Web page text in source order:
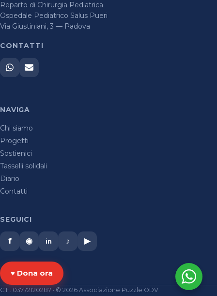
Reparto di Chirurgia Pediatrica
Ospedale Pediatrico Salus Pueri
Via Giustiniani, 3 — Padova
CONTATTI
NAVIGA
Chi siamo
Progetti
Sostienici
Tasselli solidali
Diario
Contatti
SEGUICI
f ◉ in ♪ ▶
♥ Dona ora
C.F. 03772120287 · © 2026 Associazione Puzzle ODV